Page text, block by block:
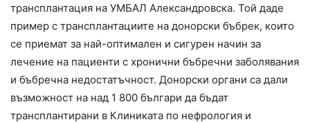
трансплантация на УМБАЛ Александровска. Той даде
пример с трансплантациите на донорски бъбрек, които
се приемат за най-оптимален и сигурен начин за
лечение на пациенти с хронични бъбречни заболявания
и бъбречна недостатъчност. Донорски органи са дали
възможност на над 1 800 българи да бъдат
трансплантирани в Клиниката по нефрология и